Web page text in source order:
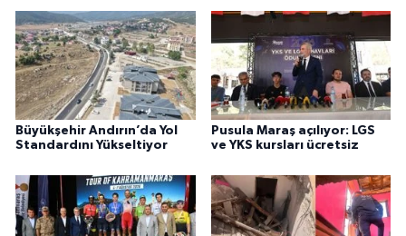
Büyükşehir Andırın’da Yol
Standardını Yükseltiyor
Pusula Maraş açılıyor: LGS
ve YKS kursları ücretsiz